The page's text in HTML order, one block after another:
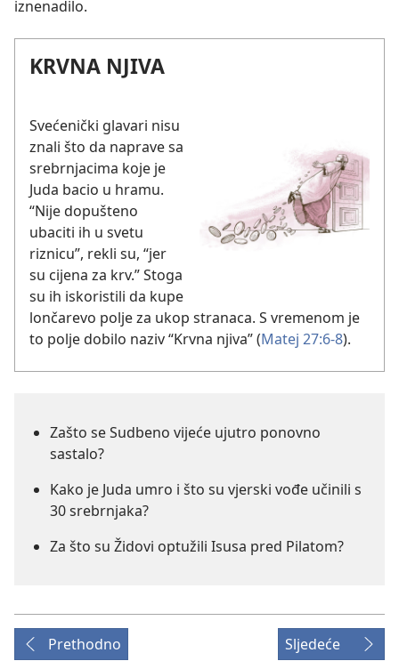
iznenadilo.
KRVNA NJIVA
Svećenički glavari nisu
znali što da naprave sa
srebrnjacima koje je
Juda bacio u hramu.
“Nije dopušteno
ubaciti ih u svetu
riznicu”, rekli su, “jer
su cijena za krv.” Stoga
su ih iskoristili da kupe
lončarevo polje za ukop stranaca. S vremenom je
to polje dobilo naziv “Krvna njiva” (Matej 27:6-8).
Zašto se Sudbeno vijeće ujutro ponovno
sastalo?
Kako je Juda umro i što su vjerski vođe učinili s
30 srebrnjaka?
Za što su Židovi optužili Isusa pred Pilatom?
Prethodno Sljedeće